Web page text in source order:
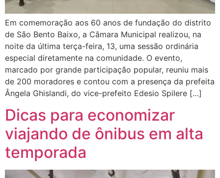
Em comemoração aos 60 anos de fundação do distrito
de São Bento Baixo, a Câmara Municipal realizou, na
noite da última terça-feira, 13, uma sessão ordinária
especial diretamente na comunidade. O evento,
marcado por grande participação popular, reuniu mais
de 200 moradores e contou com a presença da prefeita
Ângela Ghislandi, do vice-prefeito Edesio Spilere […]
Dicas para economizar
viajando de ônibus em alta
temporada